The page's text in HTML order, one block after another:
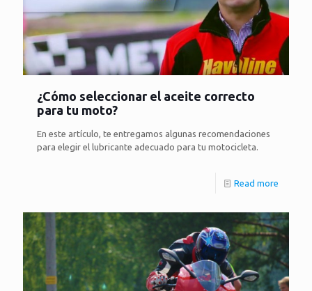
¿Cómo seleccionar el aceite correcto
para tu moto?
En este artículo, te entregamos algunas recomendaciones
para elegir el lubricante adecuado para tu motocicleta.
Read more